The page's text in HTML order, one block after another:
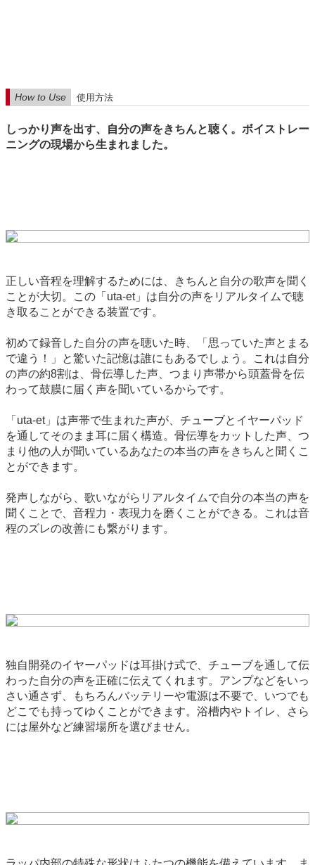
How to Use 使用方法
しっかり声を出す、自分の声をきちんと聴く。ボイストレー
ニングの現場から生まれました。
正しい音程を理解するためには、きちんと自分の歌声を聞く
ことが大切。この「uta-et」は自分の声をリアルタイムで聴
き取ることができる装置です。
初めて録音した自分の声を聴いた時、「思っていた声とまる
で違う！」と驚いた記憶は誰にもあるでしょう。これは自分
の声の約8割は、骨伝導した声、つまり声帯から頭蓋骨を伝
わって鼓膜に届く声を聞いているからです。
「uta-et」は声帯で生まれた声が、チューブとイヤーパッド
を通してそのまま耳に届く構造。骨伝導をカットした声、つ
まり他の人が聞いているあなたの本当の声をきちんと聞くこ
とができます。
発声しながら、歌いながらリアルタイムで自分の本当の声を
聞くことで、音程力・表現力を磨くことができる。これは音
程のズレの改善にも繋がります。
独自開発のイヤーパッドは耳掛け式で、チューブを通して伝
わった自分の声を正確に伝えてくれます。アンプなどをいっ
さい通さず、もちろんバッテリーや電源は不要で、いつでも
どこでも持ってゆくことができます。浴槽内やトイレ、さら
には屋外など練習場所を選びません。